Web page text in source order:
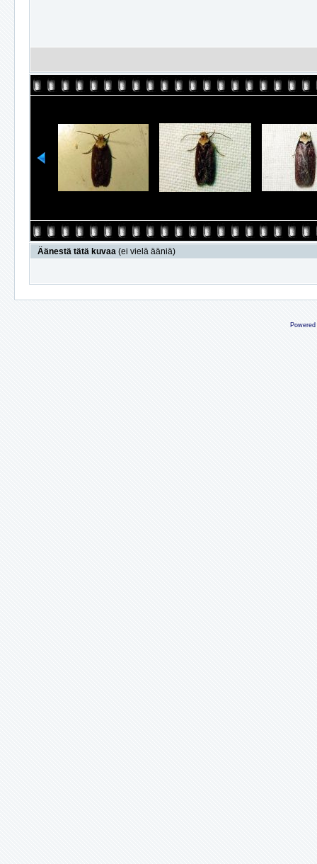
Äänestä tätä kuvaa (ei vielä ääniä)